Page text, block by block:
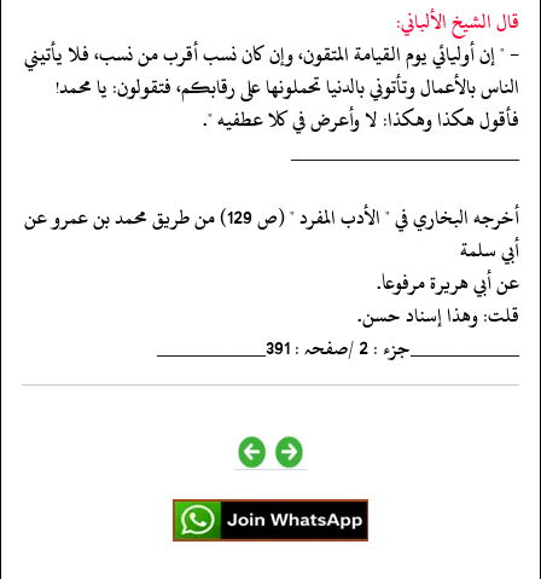
قال الشيخ الألباني:
- " إن أوليائي يوم القيامة المتقون، وإن كان نسب أقرب من نسب، فلا يأتيني
الناس بالأعمال وتأتوني بالدنيا تحملونها على رقابكم، فتقولون: يا محمد!
فأقول هكذا وهكذا: لا وأعرض في كلا عطفيه ".
‏‏‏‏_____________________
‏‏‏‏أخرجه البخاري في " الأدب المفرد " (ص 129) من طريق محمد بن عمرو عن
أبي سلمة
‏‏‏‏عن أبي هريرة مرفوعا.
‏‏‏‏قلت: وهذا إسناد حسن.
‏‏‏‏__________جزء : 2 /صفحہ : 391__________